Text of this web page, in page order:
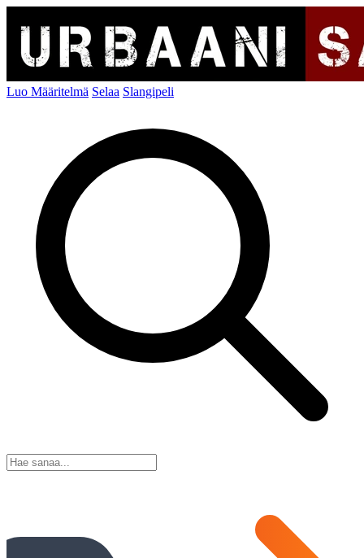
Luo Määritelmä Selaa Slangipeli